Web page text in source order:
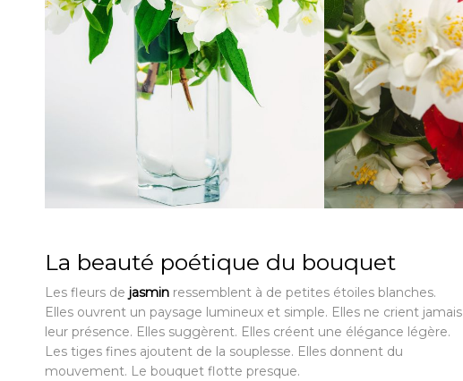
La beauté poétique du bouquet
Les fleurs de jasmin ressemblent à de petites étoiles blanches.
Elles ouvrent un paysage lumineux et simple. Elles ne crient jamais
leur présence. Elles suggèrent. Elles créent une élégance légère.
Les tiges fines ajoutent de la souplesse. Elles donnent du
mouvement. Le bouquet flotte presque.